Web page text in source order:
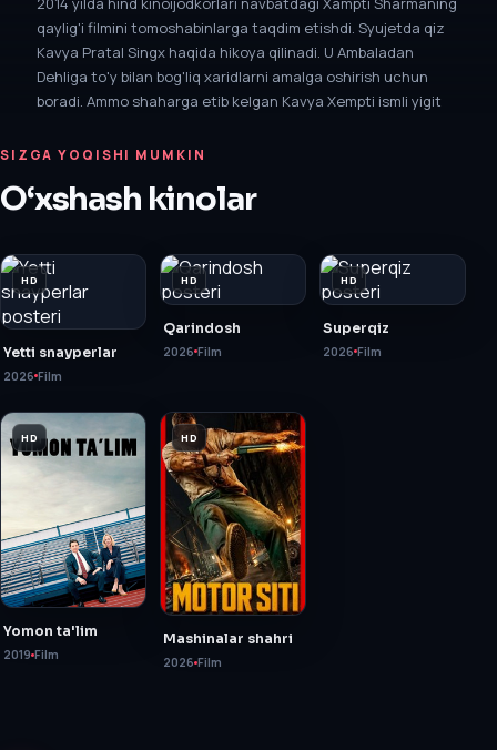
qaylig'i filmini tomoshabinlarga taqdim etishdi. Syujetda qiz
Kavya Pratal Singx haqida hikoya qilinadi. U Ambaladan
Dehliga to'y bilan bog'liq xaridlarni amalga oshirish uchun
boradi. Ammo shaharga etib kelgan Kavya Xempti ismli yigit
SIZGA YOQISHI MUMKIN
O‘xshash kinolar
HD
Yetti snayperlar
2026 Film
HD
Qarindosh
2026 Film
HD
Superqiz
2026 Film
HD
Yomon ta'lim
2019 Film
HD
Mashinalar shahri
2026 Film